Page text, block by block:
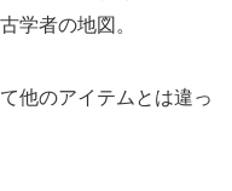
学者の地図。
他のアイテムとは違っ